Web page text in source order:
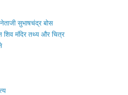
सुभाषचंद्र बोस
शिव मंदिर तथ्य और चित्र